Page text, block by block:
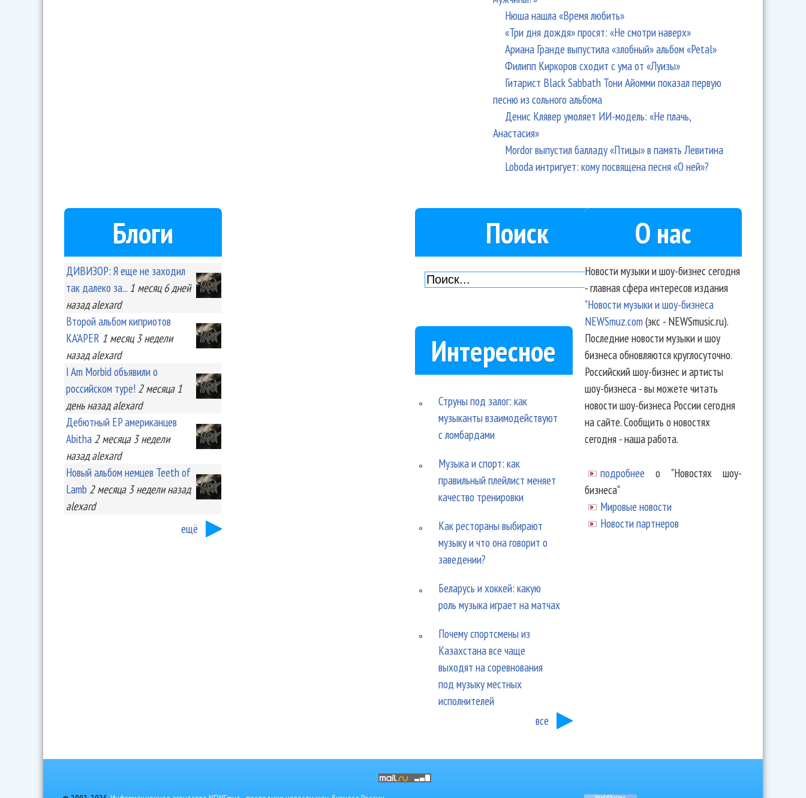
Нюша нашла «Время любить»
«Три дня дождя» просят: «Не смотри наверх»
Ариана Гранде выпустила «злобный» альбом «Petal»
Филипп Киркоров сходит с ума от «Луизы»
Гитарист Black Sabbath Тони Айомми показал первую
песню из сольного альбома
Денис Клявер умоляет ИИ-модель: «Не плачь,
Анастасия»
Mordor выпустил балладу «Птицы» в память Левитина
Loboda интригует: кому посвящена песня «О ней»?
Блоги
ДИВИЗОР: Я еще не заходил
так далеко за... 1 месяц 6 дней
назад alexard
Второй альбом киприотов
KA'APER 1 месяц 3 недели
назад alexard
I Am Morbid объявили о
российском туре! 2 месяца 1
деньназад alexard
Дебютный EP американцев
Abitha 2 месяца 3 недели
назад alexard
Новый альбом немцев Teeth of
Lamb 2 месяца 3 неделиназад
alexard
ещё
Поиск
Интересное
Струны под залог: как
музыканты взаимодействуют
с ломбардами
Музыка и спорт: как
правильный плейлист меняет
качество тренировки
Как рестораны выбирают
музыку и что она говорит о
заведении?
Беларусь и хоккей: какую
роль музыка играет на матчах
Почему спортсмены из
Казахстана все чаще
выходят на соревнования
под музыку местных
исполнителей
все
О нас
Новости музыки и шоу-бизнес сегодня
- главная сфера интересов издания
"Новости музыки и шоу-бизнеса
NEWSmuz.com(экс - NEWSmusic.ru).
Последние новости музыки и шоу
бизнеса обновляются круглосуточно.
Российский шоу-бизнес и артисты
шоу-бизнеса - вы можете читать
новости шоу-бизнеса России сегодня
на сайте. Сообщить о новостях
сегодня - наша работа.
подробнее о "Новостях шоу-
бизнеса"
Мировые новости
Новости партнеров